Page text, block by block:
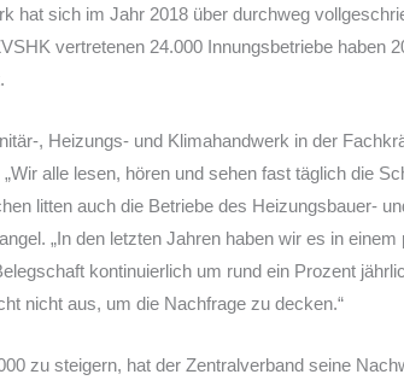
hat sich im Jahr 2018 über durchweg
vertretenen 24.000 Innungsbetriebe haben
, Heizungs- und Klimahandwerk in der
alle lesen, hören und sehen fast täglich die
litten auch die Betriebe des Heizungsbauer-
„In den letzten Jahren haben wir es in einem
kontinuierlich um rund ein Prozent
nicht aus, um die Nachfrage zu decken.“
zu steigern, hat der Zentralverband seine